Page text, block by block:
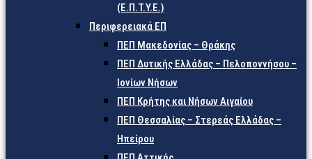
(Ε.Π.Τ.Υ.Ε.)
Περιφερειακά ΕΠ
ΠΕΠ Μακεδονίας – Θράκης
ΠΕΠ Δυτικής Ελλάδας – Πελοποννήσου –
Ιονίων Νήσων
ΠΕΠ Κρήτης και Νήσων Αιγαίου
ΠΕΠ Θεσσαλίας – Στερεάς Ελλάδας –
Ηπείρου